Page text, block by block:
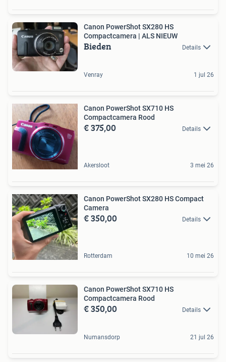
Canon PowerShot SX280 HS
Compactcamera | ALS NIEUW
Bieden Details
Venray 1 jul 26
Canon PowerShot SX710 HS
Compactcamera Rood
€ 375,00 Details
Akersloot 3 mei 26
Canon PowerShot SX280 HS Compact
Camera
€ 350,00 Details
Rotterdam 10 mei 26
Canon PowerShot SX710 HS
Compactcamera Rood
€ 350,00 Details
Numansdorp 21 jul 26